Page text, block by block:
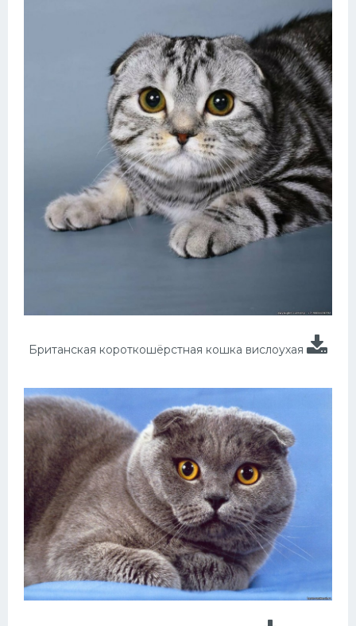
Британская короткошёрстная кошка вислоухая